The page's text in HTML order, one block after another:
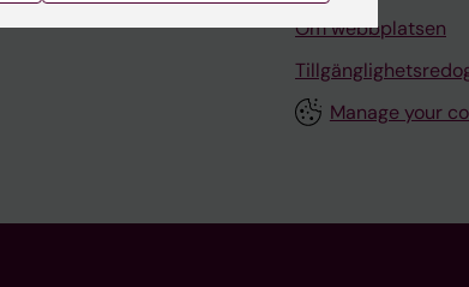
Om webbplatsen
Manage your